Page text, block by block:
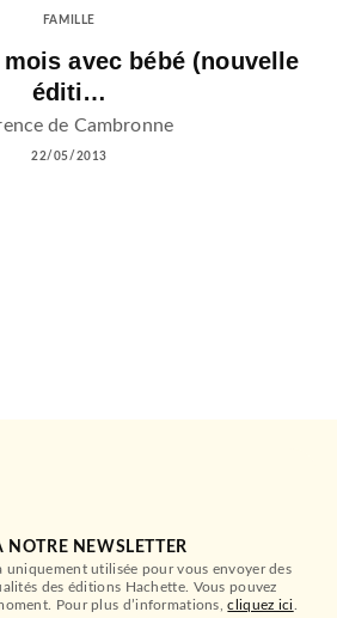
FAMILLE
avec bébé (nouvelle
éditi…
de Cambronne
22/05/2013
NOTRE NEWSLETTER
uniquement utilisée pour vous envoyer des
des éditions Hachette. Vous pouvez
Pour plus d’informations,cliquez ici